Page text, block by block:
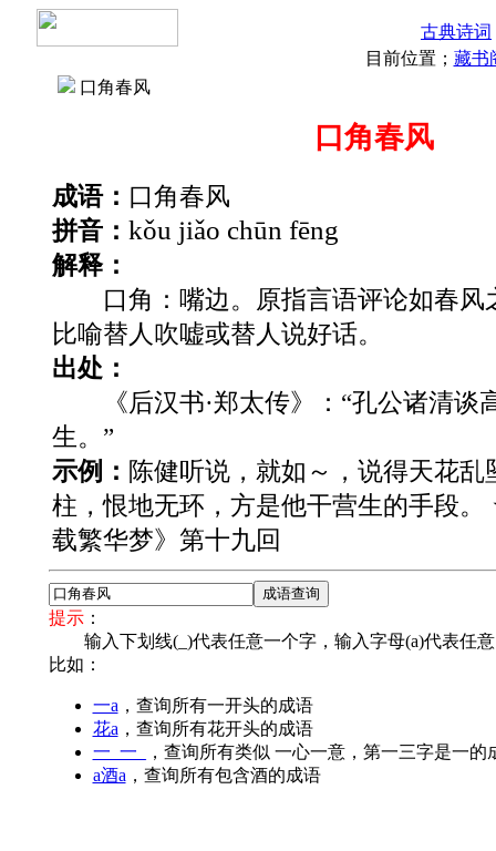
古典诗词
目前位置； 藏书
口角春风
口角春风
成语： 口角春风
拼音： kǒu jiǎo chūn fēng
解释：
口角：嘴边。原指言语评论如春风
比喻替人吹嘘或替人说好话。
出处：
《后汉书·郑太传》：“孔公诸清谈
生。”
示例： 陈健听说，就如～，说得天花乱
柱，恨地无环，方是他干营生的手段
载繁华梦》第十九回
提示：
输入下划线(_)代表任意一个字，输入字母(a)代表任
比如：
一a ，查询所有一开头的成语
花a ，查询所有花开头的成语
一_一_
，查询所有类似 一心一意，第一三字是一的
a酒a ，查询所有包含酒的成语